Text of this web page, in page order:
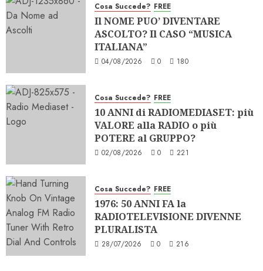
Cosa Succede? FREE
Il NOME PUO’ DIVENTARE
ASCOLTO? Il CASO “MUSICA
ITALIANA”
04/08/2026 0 180
Cosa Succede? FREE
10 ANNI di RADIOMEDIASET: più
VALORE alla RADIO o più
POTERE al GRUPPO?
02/08/2026 0 221
Cosa Succede? FREE
1976: 50 ANNI FA la
RADIOTELEVISIONE DIVENNE
PLURALISTA
28/07/2026 0 216